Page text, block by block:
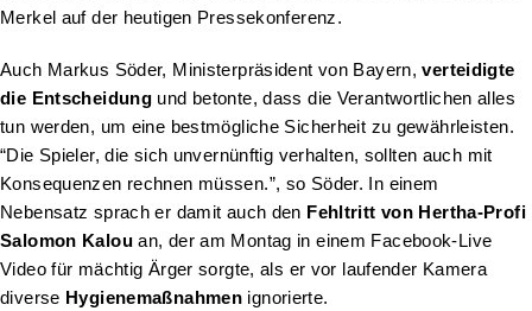
Merkel auf der heutigen Pressekonferenz.
Auch Markus Söder, Ministerpräsident von Bayern,verteidigte
die Entscheidung und betonte, dass die Verantwortlichen alles
tun werden, um eine bestmögliche Sicherheit zu gewährleisten.
“Die Spieler, die sich unvernünftig verhalten, sollten auch mit
Konsequenzen rechnen müssen.”, so Söder. In einem
Nebensatz sprach er damit auch den Fehltritt von Hertha-Profi
Salomon Kalouan, der am Montag in einem Facebook-Live
Video für mächtig Ärger sorgte, als er vor laufender Kamera
diverse Hygienemaßnahmen ignorierte.